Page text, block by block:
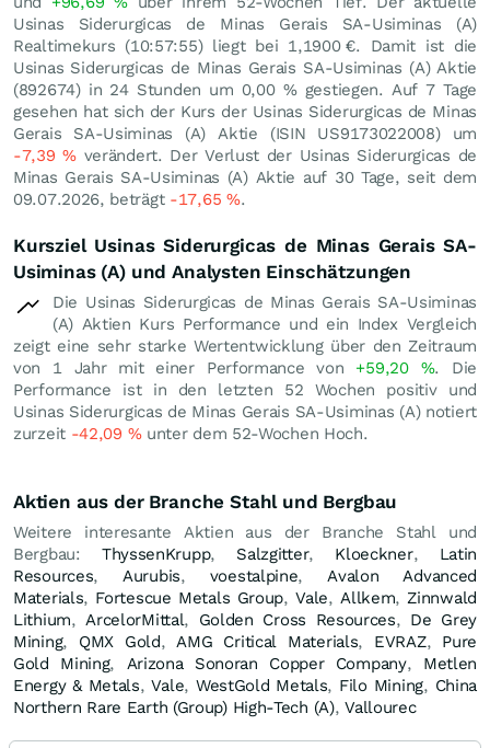
Usinas Siderurgicas de Minas Gerais SA-Usiminas (A)
Realtimekurs (10:57:55) liegt bei 1,1900 €. Damit ist die
Usinas Siderurgicas de Minas Gerais SA-Usiminas (A) Aktie
(892674) in 24 Stunden um 0,00 %gestiegen. Auf 7 Tage
gesehen hat sich der Kurs der Usinas Siderurgicas de Minas
Gerais SA-Usiminas (A) Aktie (ISIN US9173022008) um
-7,39%verändert. Der Verlust der Usinas Siderurgicas de
Minas Gerais SA-Usiminas (A) Aktie auf 30 Tage, seit dem
09.07.2026, beträgt -17,65 %.
Kursziel Usinas Siderurgicas de Minas Gerais SA-
Usiminas (A) und Analysten Einschätzungen
Die Usinas Siderurgicas de Minas Gerais SA-Usiminas
(A) Aktien Kurs Performance und ein Index Vergleich
zeigt eine sehr starke Wertentwicklung über den Zeitraum
von 1 Jahr mit einer Performance von +59,20 %. Die
Performance ist in den letzten 52 Wochen positiv und
Usinas Siderurgicas de Minas Gerais SA-Usiminas (A) notiert
zurzeit -42,09 %unter dem 52-Wochen Hoch.
Aktien aus der Branche Stahl und Bergbau
Weitere interesante Aktien aus der Branche Stahl und
Bergbau: ThyssenKrupp, Salzgitter, Kloeckner, Latin
Resources,Aurubis, voestalpine,Avalon Advanced
Materials, Fortescue Metals Group,Vale,Allkem,Zinnwald
Lithium,ArcelorMittal, Golden Cross Resources, De Grey
Mining, QMX Gold,AMG Critical Materials, EVRAZ, Pure
Gold Mining, Arizona Sonoran Copper Company, Metlen
Energy & Metals,Vale, WestGold Metals, Filo Mining, China
Northern Rare Earth (Group) High-Tech (A),Vallourec